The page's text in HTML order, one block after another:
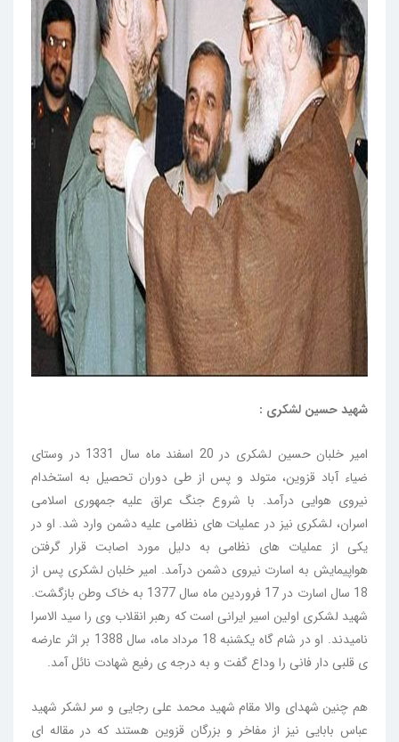
شهید حسین لشکری :
امیر خلبان حسین لشکری در 20 اسفند ماه سال 1331 در وستای
ضیاء آباد قزوین، متولد و پس از طی دوران تحصیل به استخدام
نیروی هوایی درآمد. با شروع جنگ عراق علیه جمهوری اسلامی
اسران، لشکری نیز در عملیات های نظامی علیه دشمن وارد شد. او در
یکی از عملیات های نظامی به دلیل مورد اصابت قرار گرفتن
هواپیمایش به اسارت نیروی دشمن درآمد. امیر خلبان لشکری پس از
18 سال اسارت در 17 فروردین ماه سال 1377 به خاک وطن بازگشت.
شهید لشکری اولین اسیر ایرانی است که رهبر انقلاب وی را سید الاسرا
نامیدند. او در شام گاه یکشنبه 18 مرداد ماه، سال 1388 بر اثر عارضه
ی قلبی دار فانی را وداع گفت و به درجه ی رفیع شهادت نائل آمد.
هم چنین شهدای والا مقام شهید محمد علی رجایی و سر لشکر شهید
عباس بابایی نیز از مفاخر و بزرگان قزوین هستند که در مقاله ای